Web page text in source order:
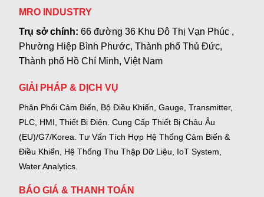
MRO INDUSTRY
Trụ sở chính:66 đường 36 Khu Đô Thị Vạn Phúc ,
Phường Hiệp Bình Phước, Thành phố Thủ Đức,
Thành phố Hồ Chí Minh, Việt Nam
GIẢI PHÁP & DỊCH VỤ
Phân Phối Cảm Biến, Bộ Điều Khiển, Gauge, Transmitter,
PLC, HMI, Thiết Bị Điện. Cung Cấp Thiết Bị Châu Âu
(EU)/G7/Korea. Tư Vấn Tích Hợp Hệ Thống Cảm Biến &
Điều Khiển, Hệ Thống Thu Thập Dữ Liệu, IoT System,
Water Analytics.
BÁO GIÁ & THANH TOÁN